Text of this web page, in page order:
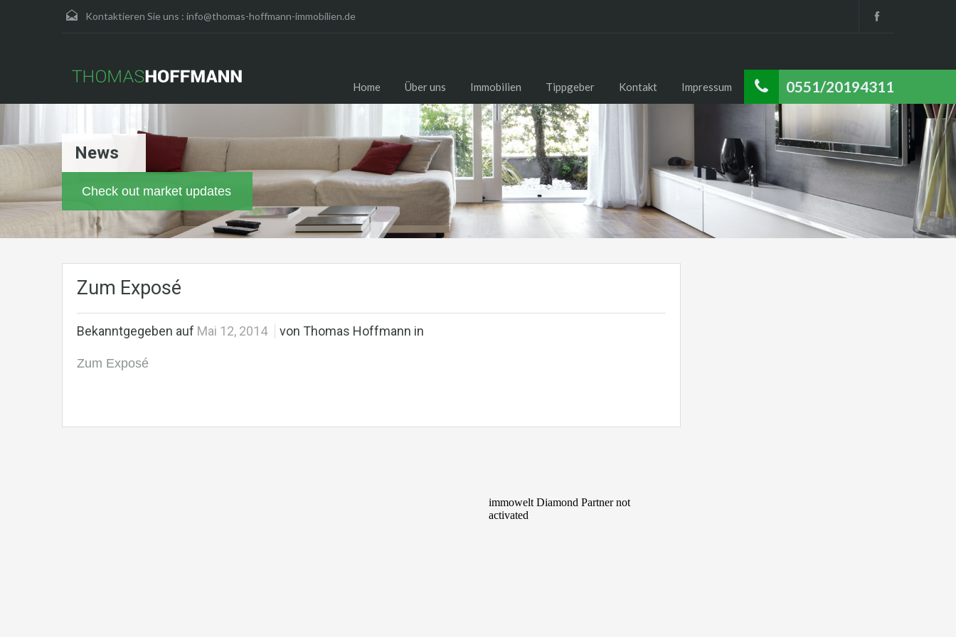
Kontaktieren Sie uns : info@thomas-hoffmann-immobilien.de
0551/20194311
Home Über uns Immobilien Tippgeber Kontakt Impressum
News
Check out market updates
Zum Exposé
Bekanntgegeben auf Mai 12, 2014 von Thomas Hoffmann in
Zum Exposé